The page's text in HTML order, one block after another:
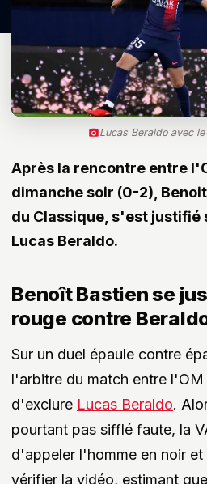
Lucas Beraldo avec le
Après la rencontre entre
dimanche soir (0-2),
du Classique, s'est justifié
Lucas Beraldo.
Benoît Bastien se
rouge contre
Sur un duel épaule contre
l'arbitre du match entre l'OM
d'exclure Lucas Beraldo.
pourtant pas sifflé faute, la
d'appeler l'homme en noir
vérifier la vidéo, estimant